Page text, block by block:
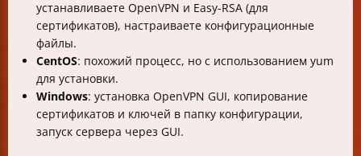
устанавливаете OpenVPN и Easy-RSA (для
сертификатов), настраиваете конфигурационные
файлы.
CentOS: похожий процесс, но с использованием yum
для установки.
Windows: установка OpenVPN GUI, копирование
сертификатов и ключей в папку конфигурации,
запуск сервера через GUI.